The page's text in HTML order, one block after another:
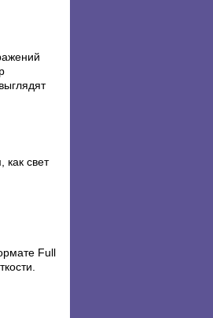
как свет
Full